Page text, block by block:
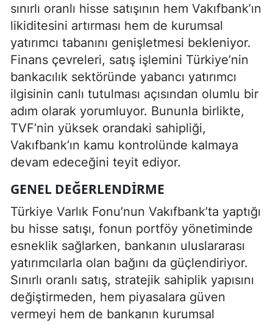
sınırlı oranlı hisse satışının hem Vakıfbank’ın
likiditesini artırması hem de kurumsal
yatırımcı tabanını genişletmesi bekleniyor.
Finans çevreleri, satış işlemini Türkiye’nin
bankacılık sektöründe yabancı yatırımcı
ilgisinin canlı tutulması açısından olumlu bir
adım olarak yorumluyor. Bununla birlikte,
TVF’nin yüksek orandaki sahipliği,
Vakıfbank’ın kamu kontrolünde kalmaya
devam edeceğini teyit ediyor.
GENEL DEĞERLENDIRME
Türkiye Varlık Fonu’nun Vakıfbank’ta yaptığı
bu hisse satışı, fonun portföy yönetiminde
esneklik sağlarken, bankanın uluslararası
yatırımcılarla olan bağını da güçlendiriyor.
Sınırlı oranlı satış, stratejik sahiplik yapısını
değiştirmeden, hem piyasalara güven
vermeyi hem de bankanın kurumsal